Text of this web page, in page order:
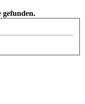
gefunden.